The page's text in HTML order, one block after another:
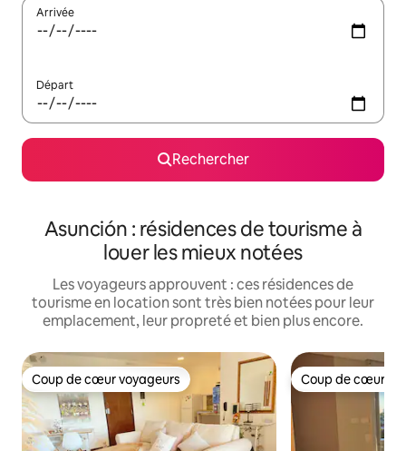
Arrivée
Départ
Rechercher
Asunción : résidences de tourisme à
louer les mieux notées
Les voyageurs approuvent : ces résidences de
tourisme en location sont très bien notées pour leur
emplacement, leur propreté et bien plus encore.
Coup de cœur voyageurs
Coup de cœur voyageurs Coup de cœur
Coup de cœur